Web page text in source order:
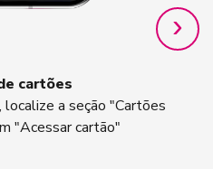
cartões
localize a seção "Cartões
"Acessar cartão"